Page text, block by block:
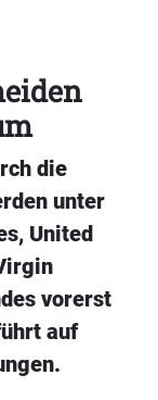
die
unter
United
vorerst
auf